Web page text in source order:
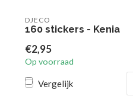
DJECO
160 stickers - Kenia
€2,95
Op voorraad
Vergelijk